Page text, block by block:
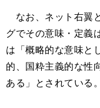
なお、ネット右翼
グでその意味・定義
は「概略的な意味と
的、国粋主義的な性
ある」とされている。